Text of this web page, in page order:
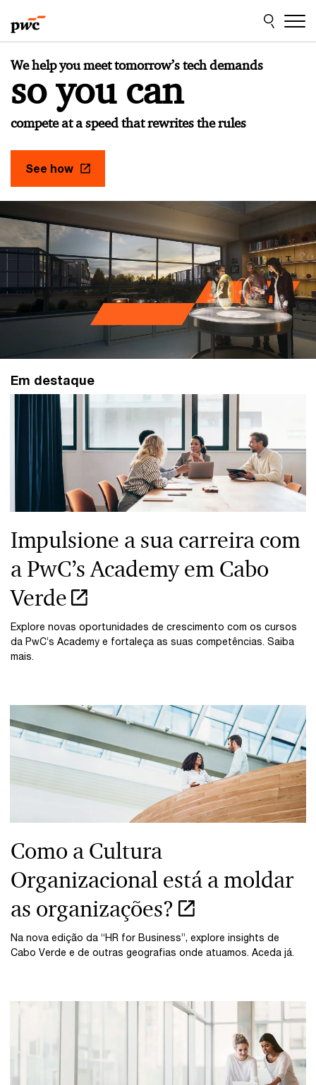
to
content
to
footer
Cabo
Verde
We help you meet tomorrow’s tech demands
so you can
compete at a speed that rewrites the rules
See how
Em destaque
Impulsione a sua carreira com
a PwC’s Academy em Cabo
Verde
Explore novas oportunidades de crescimento com os cursos
da PwC’s Academy e fortaleça as suas competências. Saiba
mais.
Como a Cultura
Organizacional está a moldar
as organizações?
Na nova edição da “HR for Business”, explore insights de
Cabo Verde e de outras geografias onde atuamos. Aceda já.